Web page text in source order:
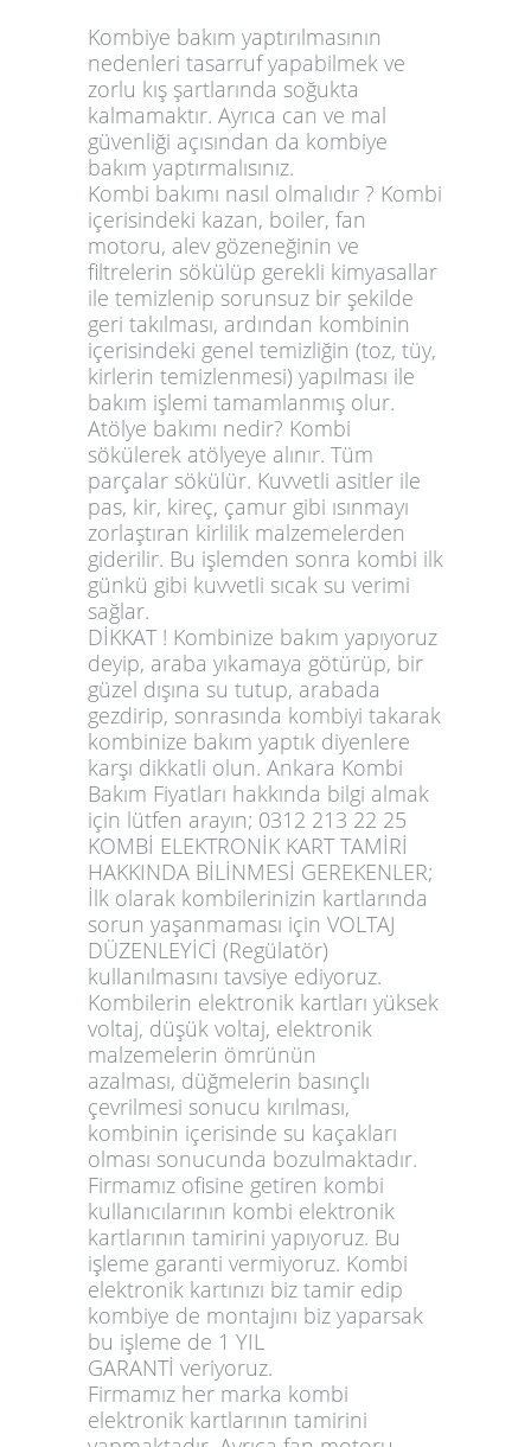
Kombiye bakım yaptırılmasının
nedenleri tasarruf yapabilmek ve
zorlu kış şartlarında soğukta
kalmamaktır. Ayrıca can ve mal
güvenliği açısından da kombiye
bakım yaptırmalısınız.
Kombi bakımı nasıl olmalıdır ? Kombi
içerisindeki kazan, boiler, fan
motoru, alev gözeneğinin ve
filtrelerin sökülüp gerekli kimyasallar
ile temizlenip sorunsuz bir şekilde
geri takılması, ardından kombinin
içerisindeki genel temizliğin (toz, tüy,
kirlerin temizlenmesi) yapılması ile
bakım işlemi tamamlanmış olur.
Atölye bakımı nedir? Kombi
sökülerek atölyeye alınır. Tüm
parçalar sökülür. Kuvvetli asitler ile
pas, kir, kireç, çamur gibi ısınmayı
zorlaştıran kirlilik malzemelerden
giderilir. Bu işlemden sonra kombi ilk
günkü gibi kuvvetli sıcak su verimi
sağlar.
DİKKAT ! Kombinize bakım yapıyoruz
deyip, araba yıkamaya götürüp, bir
güzel dışına su tutup, arabada
gezdirip, sonrasında kombiyi takarak
kombinize bakım yaptık diyenlere
karşı dikkatli olun. Ankara Kombi
Bakım Fiyatları hakkında bilgi almak
için lütfen arayın; 0312 213 22 25
KOMBİ ELEKTRONİK KART TAMİRİ
HAKKINDA BİLİNMESİ GEREKENLER;
İlk olarak kombilerinizin kartlarında
sorun yaşanmaması için VOLTAJ
DÜZENLEYİCİ (Regülatör)
kullanılmasını tavsiye ediyoruz.
Kombilerin elektronik kartları yüksek
voltaj, düşük voltaj, elektronik
malzemelerin ömrünün
azalması, düğmelerin basınçlı
çevrilmesi sonucu kırılması,
kombinin içerisinde su kaçakları
olması sonucunda bozulmaktadır.
Firmamız ofisine getiren kombi
kullanıcılarının kombi elektronik
kartlarının tamirini yapıyoruz. Bu
işleme garanti vermiyoruz. Kombi
elektronik kartınızı biz tamir edip
kombiye de montajını biz yaparsak
bu işleme de 1 YIL
GARANTİ veriyoruz.
Firmamız her marka kombi
elektronik kartlarının tamirini